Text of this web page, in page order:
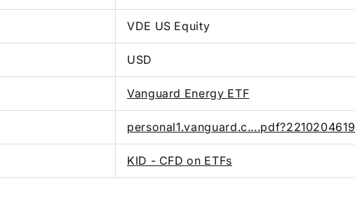
VDE US Equity
USD
Vanguard Energy ETF
personal1.vanguard.c....pdf?2210204619
KID - CFD on ETFs